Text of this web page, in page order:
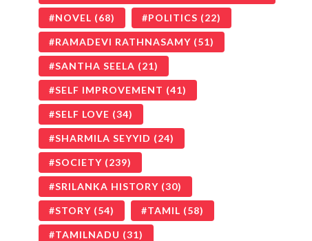
NOVEL (68) POLITICS (22)
RAMADEVI RATHNASAMY (51)
SANTHA SEELA (21)
SELF IMPROVEMENT (41)
SELF LOVE (34)
SHARMILA SEYYID (24)
SOCIETY (239)
SRILANKA HISTORY (30)
STORY (54) TAMIL (58)
TAMILNADU (31)